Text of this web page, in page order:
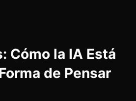
Cómo la IA Está
de Pensar